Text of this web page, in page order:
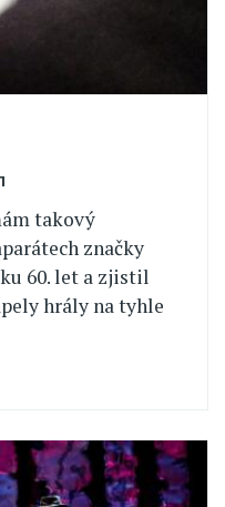
takový
značky
60. let a zjistil
hrály na tyhle